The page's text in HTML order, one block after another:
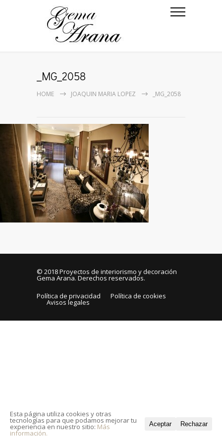
_MG_2058
HOME JOAQUIN MARIA LOPEZ _MG_2058
© 2018Proyectos de interiorismo y decoración
Gema Arana. Derechos reservados.
Política de privacidad
Política de cookies
Avisos legales
Esta página utiliza cookies y otras
tecnologías para que podamos mejorar tu
experiencia en nuestro sitio: Más
información.
Aceptar Rechazar